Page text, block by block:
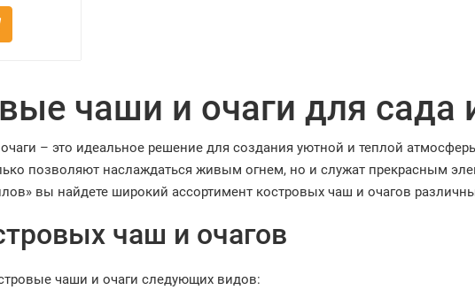
чаши и очаги для сада
– это идеальное решение для создания уютной и теплой
позволяют наслаждаться живым огнем, но и служат прекрасным
вы найдете широкий ассортимент костровых чаш и очагов
чаш и очагов
чаши и очаги следующих видов: